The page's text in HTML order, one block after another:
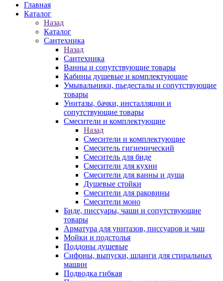
Главная
Каталог
Назад
Каталог
Сантехника
Назад
Сантехника
Ванны и сопутствующие товары
Кабины душевые и комплектующие
Умывальники, пьедесталы и сопутствующие
товары
Унитазы, бачки, инсталляции и
сопутствующие товары
Смесители и комплектующие
Назад
Смесители и комплектующие
Смеситель гигиенический
Смеситель для биде
Смесители для кухни
Смесители для ванны и душа
Душевые стойки
Смесители для раковины
Смесители моно
Биде, писсуары, чаши и сопутствующие
товары
Арматура для унитазов, писсуаров и чаш
Мойки и подстолья
Поддоны душевые
Сифоны, выпуски, шланги для стиральных
машин
Подводка гибкая